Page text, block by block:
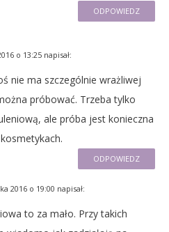
ODPOWIEDZ
o 13:25 napisał:
nie ma szczególnie wrażliwej
próbować. Trzeba tylko
ale próba jest konieczna
ODPOWIEDZ
2016 o 19:00 napisał:
to za mało. Przy takich